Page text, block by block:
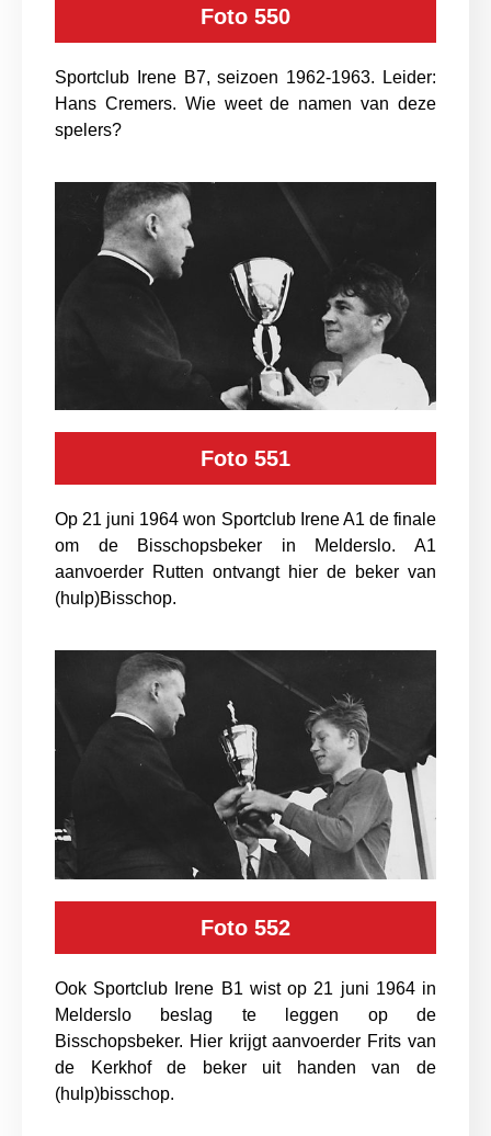
Foto 550
Sportclub Irene B7, seizoen 1962-1963. Leider:
Hans Cremers. Wie weet de namen van deze
spelers?
Foto 551
Op 21 juni 1964 won Sportclub Irene A1 de finale
om de Bisschopsbeker in Melderslo. A1
aanvoerder Rutten ontvangt hier de beker van
(hulp)Bisschop.
Foto 552
Ook Sportclub Irene B1 wist op 21 juni 1964 in
Melderslo beslag te leggen op de
Bisschopsbeker. Hier krijgt aanvoerder Frits van
de Kerkhof de beker uit handen van de
(hulp)bisschop.